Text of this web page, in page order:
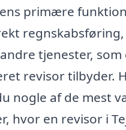
primære
tjenester, som
revisor tilbyder.
nogle af de mest
hvor en revisor i